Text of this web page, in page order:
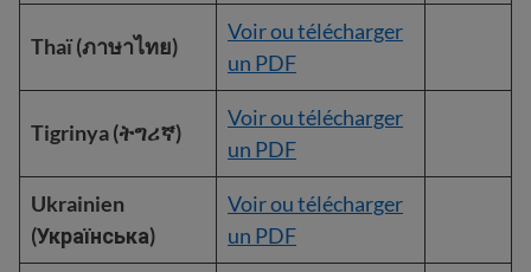
Thaï (ภาษาไทย)
Voir ou télécharger
un PDF
Tigrinya (ትግሪኛ)
Voir ou télécharger
un PDF
Ukrainien
(Українська)
Voir ou télécharger
un PDF